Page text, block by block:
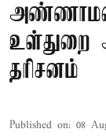
உள்துறை
தரிசனம்
Published on: 08